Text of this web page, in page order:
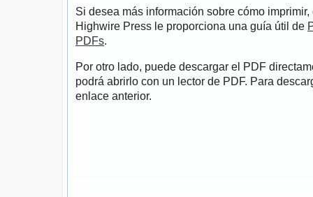
Si desea más información sobre cómo
Highwire Press le proporciona una guía útil de
PDFs.
Por otro lado, puede descargar el PDF
podrá abrirlo con un lector de PDF. Para
enlace anterior.